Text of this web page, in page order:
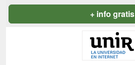
+ info gratis